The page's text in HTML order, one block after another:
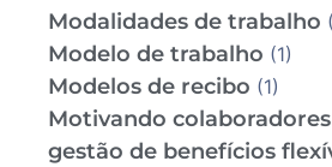
Modalidades de trabalho
Modelo de trabalho (1)
Modelos de recibo (1)
Motivando
gestão de benefícios